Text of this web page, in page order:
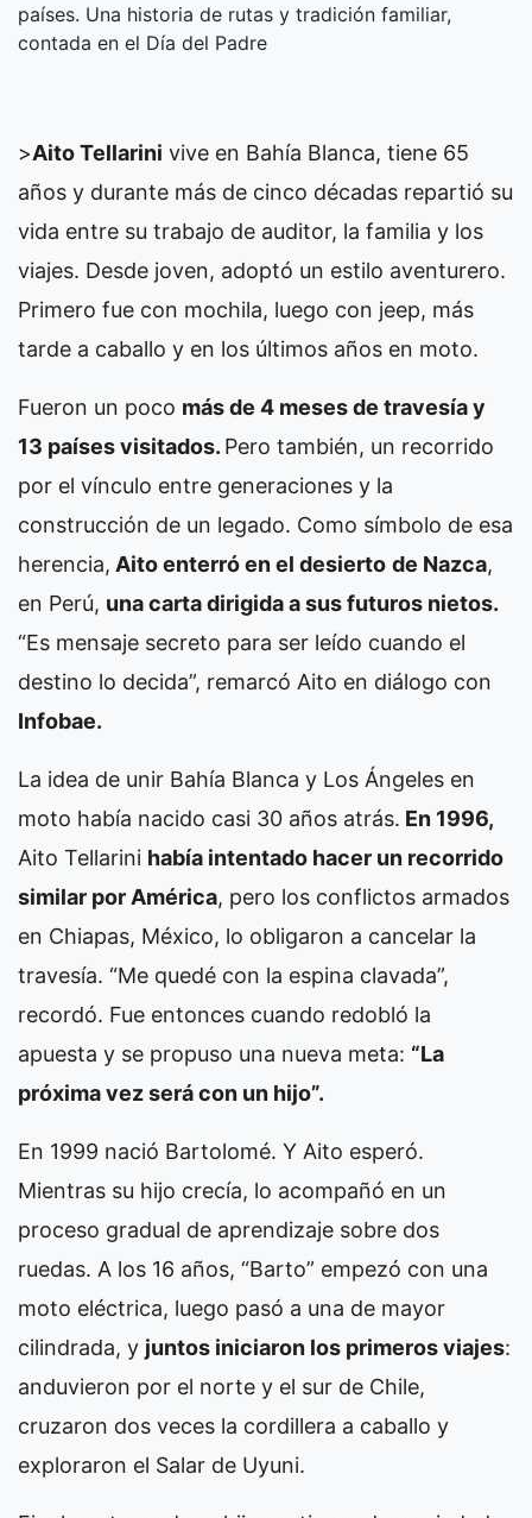
países. Una historia de rutas y tradición familiar,
contada en el Día del Padre
>Aito Tellarini vive en Bahía Blanca, tiene 65
años y durante más de cinco décadas repartió su
vida entre su trabajo de auditor, la familia y los
viajes. Desde joven, adoptó un estilo aventurero.
Primero fue con mochila, luego con jeep, más
tarde a caballo y en los últimos años en moto.
Fueron un poco más de 4 meses de travesía y
13 países visitados. Pero también, un recorrido
por el vínculo entre generaciones y la
construcción de un legado. Como símbolo de esa
herencia, Aito enterró en el desierto de Nazca,
en Perú, una carta dirigida a sus futuros nietos.
“Es mensaje secreto para ser leído cuando el
destino lo decida”, remarcó Aito en diálogo con
Infobae.
La idea de unir Bahía Blanca y Los Ángeles en
moto había nacido casi 30 años atrás. En 1996,
Aito Tellarini había intentado hacer un recorrido
similar por América, pero los conflictos armados
en Chiapas, México, lo obligaron a cancelar la
travesía. “Me quedé con la espina clavada”,
recordó. Fue entonces cuando redobló la
apuesta y se propuso una nueva meta: “La
próxima vez será con un hijo”.
En 1999 nació Bartolomé. Y Aito esperó.
Mientras su hijo crecía, lo acompañó en un
proceso gradual de aprendizaje sobre dos
ruedas. A los 16 años, “Barto” empezó con una
moto eléctrica, luego pasó a una de mayor
cilindrada, y juntos iniciaron los primeros viajes:
anduvieron por el norte y el sur de Chile,
cruzaron dos veces la cordillera a caballo y
exploraron el Salar de Uyuni.